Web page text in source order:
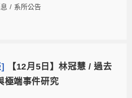
/ 系所公告
【12月5日】林冠慧 / 過去
極端事件研究